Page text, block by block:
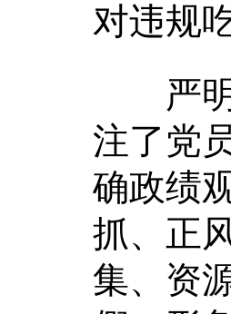
对违规
严明
注了党
确政绩
抓、正
集、资